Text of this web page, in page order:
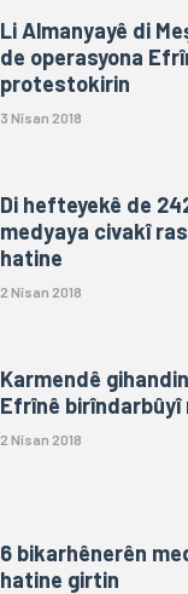
Li Almanyayê di
de operasyona
protestokirin
3 Nîsan 2018
Di hefteyekê de
medyaya civakî
hatine
2 Nîsan 2018
Karmendê
Efrînê birîndarbûyî
2 Nîsan 2018
6 bikarhênerên
hatine girtin